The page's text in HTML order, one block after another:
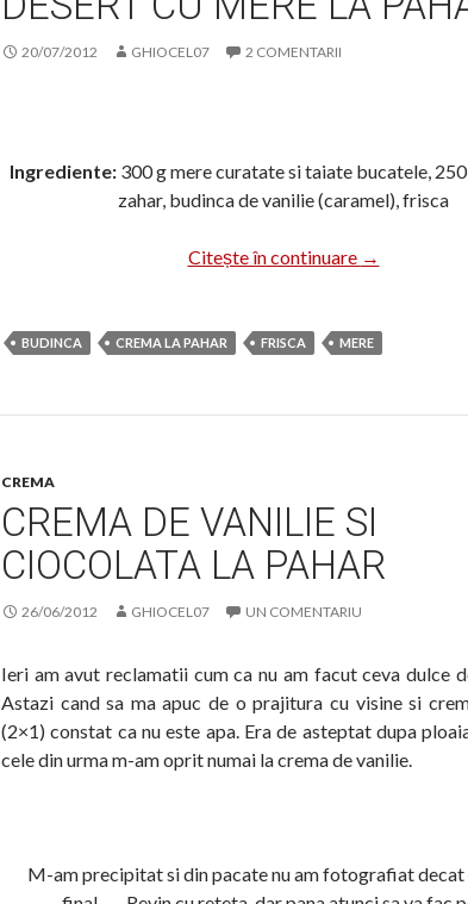
20/07/2012 GHIOCEL07 2 COMENTARII
Ingrediente: 300 g mere curatate si taiate bucatele,
zahar, budinca de vanilie (caramel), frisca
Citește în continuare Desert cu
→
BUDINCA CREMA LA PAHAR FRISCA MERE
CREMA
CREMA DE VANILIE SI
CIOCOLATA LA PAHAR
26/06/2012 GHIOCEL07 UN COMENTARIU
Ieri am avut reclamatii cum ca nu am facut ceva dulce
Astazi cand sa ma apuc de o prajitura cu visine si
(2×1) constat ca nu este apa. Era de asteptat dupa
cele din urma m-am oprit numai la crema de vanilie.
M-am precipitat si din pacate nu am fotografiat